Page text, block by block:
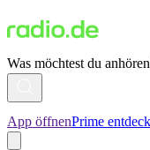
Was möchtest du
App öffnenPrime